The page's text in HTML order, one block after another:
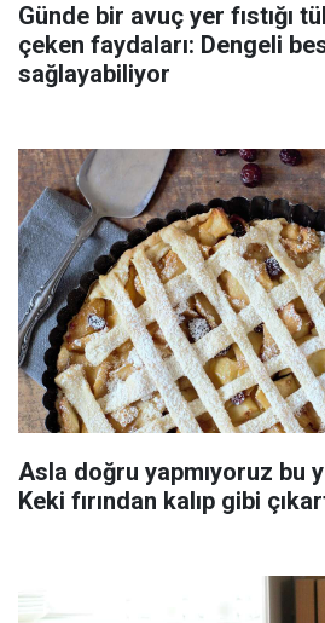
Günde bir avuç yer fıstığı
çeken faydaları: Dengeli
sağlayabiliyor
Asla doğru yapmıyoruz bu
Keki fırından kalıp gibi